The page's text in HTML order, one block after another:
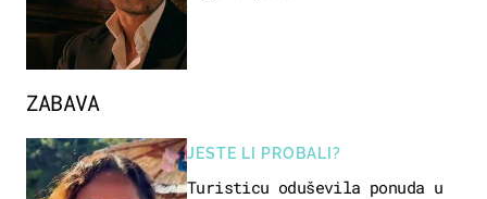
ZABAVA
JESTE LI PROBALI?
Turisticu oduševila ponuda u